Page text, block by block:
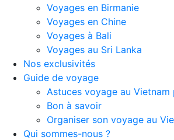
Voyages en Birmanie
Voyages en Chine
Voyages à Bali
Voyages au Sri Lanka
Nos exclusivités
Guide de voyage
Astuces voyage au Vietnam
Bon à savoir
Organiser son voyage au
Qui sommes-nous ?